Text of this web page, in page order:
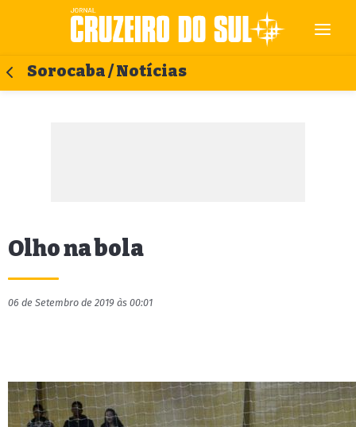
Sorocaba / Notícias
Olho na bola
06 de Setembro de 2019 às 00:01